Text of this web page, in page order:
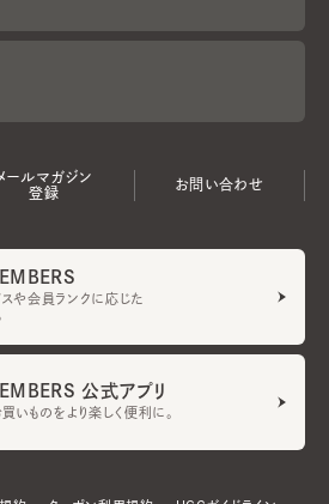
ールマガジン
登録
お問い合わせ
スや会員ランクに応じた
公式アプリ
いものをより楽しく便利に。